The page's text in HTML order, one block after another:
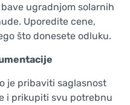
ugradnjom solarnih
Uporedite cene,
što donesete odluku.
je pribaviti saglasnost
i prikupiti svu potrebnu